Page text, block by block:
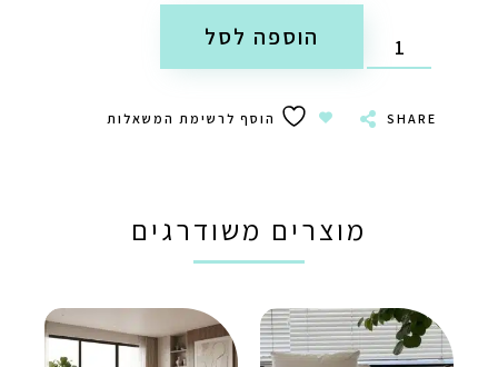
הוספה לסל
SHARE הוסף לרשימת המשאלות
מוצרים משודרגים